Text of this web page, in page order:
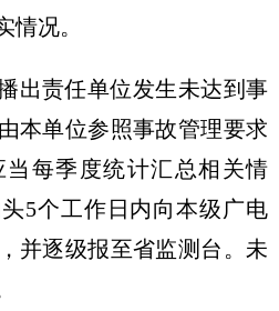
情况。
出责任单位发生未达到事
本单位参照事故管理要求
每季度统计汇总相关情
5个工作日内向本级广电
并逐级报至省监测台。未